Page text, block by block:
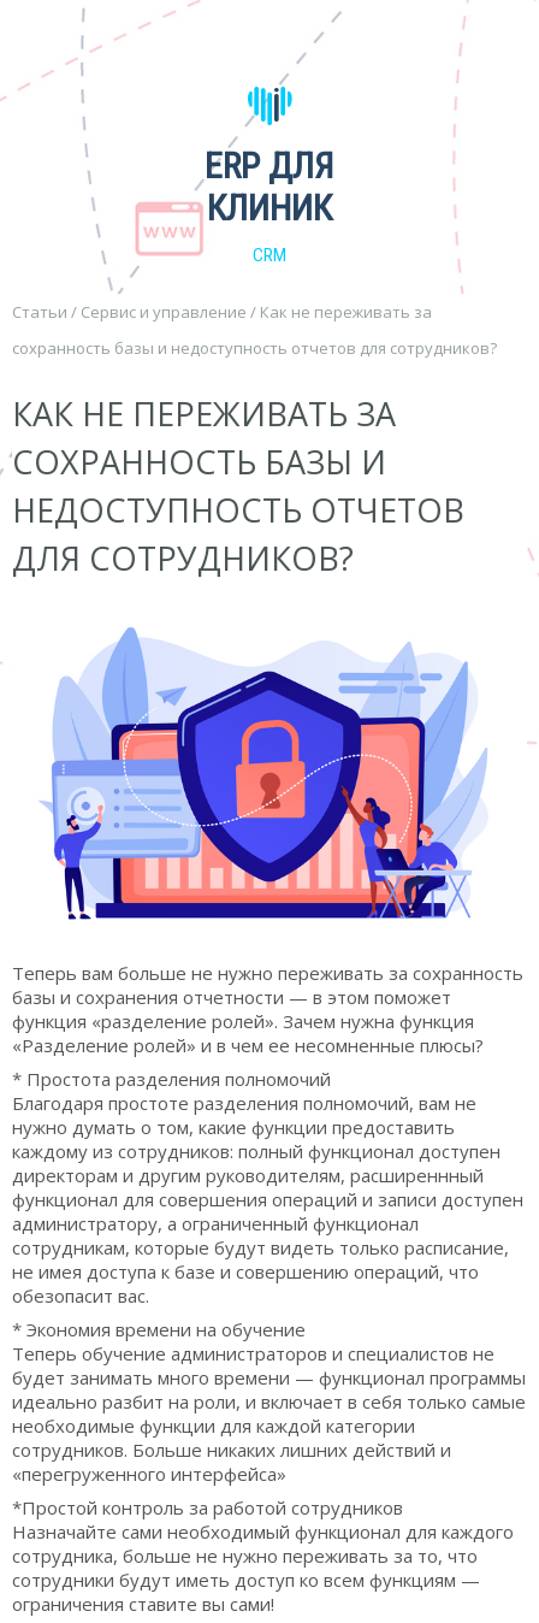
ERP ДЛЯ
КЛИНИК
CRM
Статьи / Сервис и управление / Как не переживать за
сохранность базы и недоступность отчетов для сотрудников?
КАК НЕ ПЕРЕЖИВАТЬ ЗА
СОХРАННОСТЬ БАЗЫ И
НЕДОСТУПНОСТЬ ОТЧЕТОВ
ДЛЯ СОТРУДНИКОВ?
Теперь вам больше не нужно переживать за сохранность
базы и сохранения отчетности — в этом поможет
функция «разделение ролей». Зачем нужна функция
«Разделение ролей» и в чем ее несомненные плюсы?
* Простота разделения полномочий
Благодаря простоте разделения полномочий, вам не
нужно думать о том, какие функции предоставить
каждому из сотрудников: полный функционал доступен
директорам и другим руководителям, расширеннный
функционал для совершения операций и записи доступен
администратору, а ограниченный функционал
сотрудникам, которые будут видеть только расписание,
не имея доступа к базе и совершению операций, что
обезопасит вас.
* Экономия времени на обучение
Теперь обучение администраторов и специалистов не
будет занимать много времени — функционал программы
идеально разбит на роли, и включает в себя только самые
необходимые функции для каждой категории
сотрудников. Больше никаких лишних действий и
«перегруженного интерфейса»
*Простой контроль за работой сотрудников
Назначайте сами необходимый функционал для каждого
сотрудника, больше не нужно переживать за то, что
сотрудники будут иметь доступ ко всем функциям —
ограничения ставите вы сами!